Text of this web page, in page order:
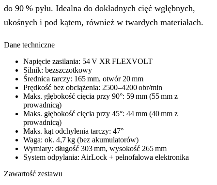
do 90 % pyłu. Idealna do dokładnych cięć wgłębnych,
ukośnych i pod kątem, również w twardych materiałach.
Dane techniczne
Napięcie zasilania: 54 V XR FLEXVOLT
Silnik: bezszczotkowy
Średnica tarczy: 165 mm, otwór 20 mm
Prędkość bez obciążenia: 2500–4200 obr/min
Maks. głębokość cięcia przy 90°: 59 mm (55 mm z
prowadnicą)
Maks. głębokość cięcia przy 45°: 44 mm (40 mm z
prowadnicą)
Maks. kąt odchylenia tarczy: 47°
Waga: ok. 4,7 kg (bez akumulatorów)
Wymiary: długość 303 mm, wysokość 265 mm
System odpylania: AirLock + pełnofalowa elektronika
Zawartość zestawu